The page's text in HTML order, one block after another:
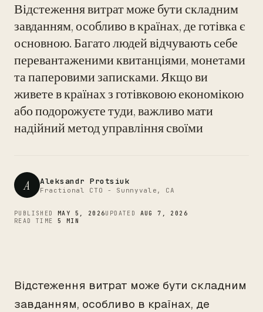
Відстеження витрат може бути складним
завданням, особливо в країнах, де готівка є
основною. Багато людей відчувають себе
перевантаженими квитанціями, монетами
та паперовими записками. Якщо ви
живете в країнах з готівковою економікою
або подорожуєте туди, важливо мати
надійний метод управління своїми
A Aleksandr Protsiuk
Fractional CTO - Sunnyvale, CA
PUBLISHED MAY 5, 2026UPDATED AUG 7, 2026
READ TIME 5 MIN
Відстеження витрат може бути складним
завданням, особливо в країнах, де